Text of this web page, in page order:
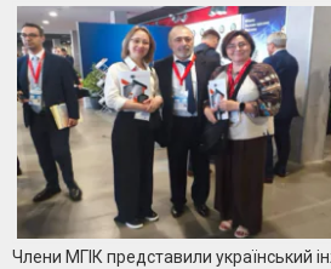
Члени МГІК представили український